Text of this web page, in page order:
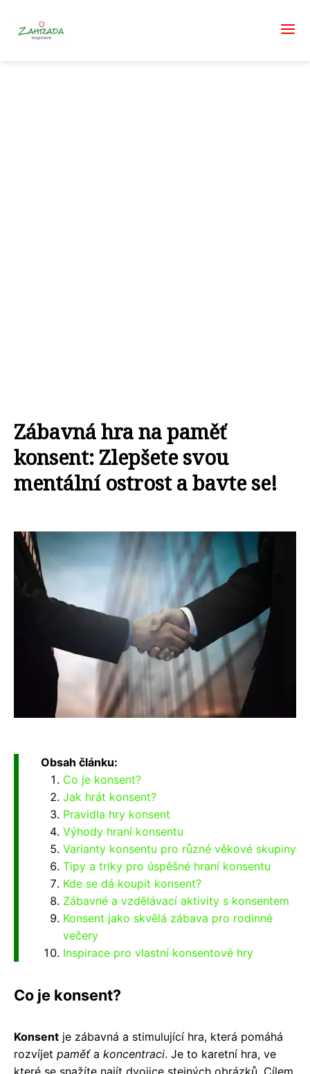
Zábavná hra na paměť
konsent: Zlepšete svou
mentální ostrost a bavte se!
Obsah článku:
Co je konsent?
Jak hrát konsent?
Pravidla hry konsent
Výhody hraní konsentu
Varianty konsentu pro různé věkové skupiny
Tipy a triky pro úspěšné hraní konsentu
Kde se dá koupit konsent?
Zábavné a vzdělávací aktivity s konsentem
Konsent jako skvělá zábava pro rodinné
večery
Inspirace pro vlastní konsentové hry
Co je konsent?
Konsent je zábavná a stimulující hra, která pomáhá
rozvíjet paměťa koncentraci. Je to karetní hra, ve